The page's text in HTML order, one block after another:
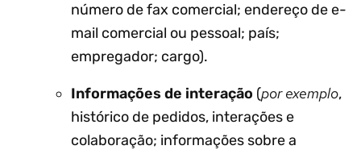
número de fax comercial; endereço de e-
mail comercial ou pessoal; país;
empregador; cargo).
Informações de interação (por exemplo,
histórico de pedidos, interações e
colaboração; informações sobre a